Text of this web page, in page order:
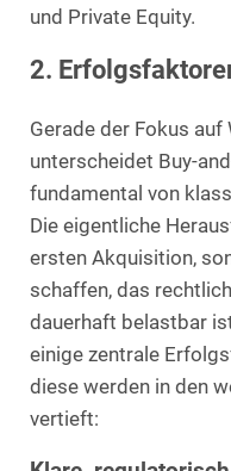
und Private Equity.
2.
Gerade der Fokus auf
unterscheidet Buy-
fundamental von
Die eigentliche
ersten Akquisition,
schaffen, das
dauerhaft belastbar
einige zentrale
diese werden in den
vertieft: